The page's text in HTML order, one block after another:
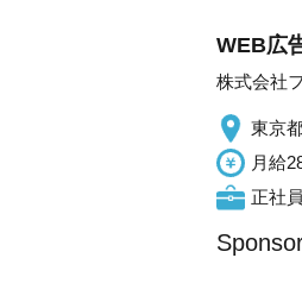
WEB広
株式会社
東京
月給
正社員